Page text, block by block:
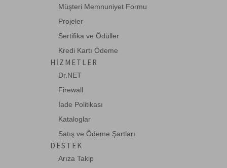
DN-91624U
Panel, 8P8C, -->
DN-93706
Digitus 12 port Modüler Masaüstü Tip
Patch Panel,-->
DN-BLIND-LC
Digitus LC Coupler için Keystone
Çerçevesi Beyaz -->
Müşteri Memnuniyet Formu
Projeler
Sertifika ve Ödüller
Kredi Kartı Ödeme
HIZMETLER
Dr.NET
Firewall
İade Politikası
Kataloglar
Satış ve Ödeme Şartları
DESTEK
Arıza Takip